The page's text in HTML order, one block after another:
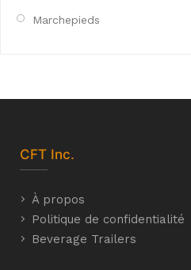
Marchepieds
CFT Inc.
À propos
Politique de confidentialité
Beverage Trailers